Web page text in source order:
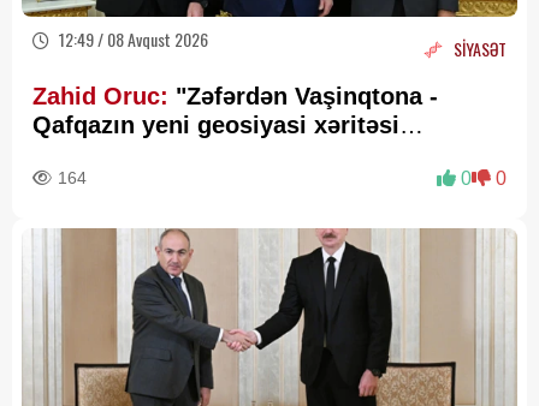
12:49 / 08 Avqust 2026 SİYASƏT
Zahid Oruc: "Zəfərdən Vaşinqtona -
Qafqazın yeni geosiyasi xəritəsi
164 0 0